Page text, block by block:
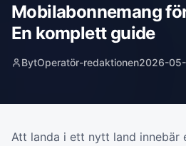
Mobilabonnemang
En komplett guide
BytOperatör-redaktionen2026-
Att landa i ett nytt land innebär